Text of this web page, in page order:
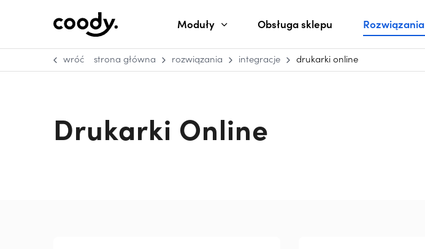
Moduły Obsługa sklepu Rozwiązania
wróć strona główna rozwiązania integracje drukarki online
Drukarki Online